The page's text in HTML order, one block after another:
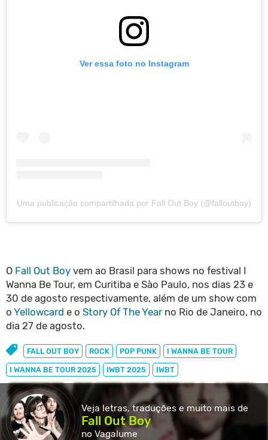
Ver essa foto no Instagram
Uma publicação compartilhada por Fall Out Boy (@falloutboy)
O Fall Out Boy vem ao Brasil para shows no festival I
Wanna Be Tour, em Curitiba e Sào Paulo, nos dias 23 e
30 de agosto respectivamente, além de um show com
o Yellowcard e o Story Of The Yearno Rio de Janeiro, no
dia 27 de agosto.
FALL OUT BOY ROCK POP PUNK I WANNA BE TOUR
I WANNA BE TOUR 2025 IWBT 2025 IWBT
Veja letras, traduções e muito mais de
Fall Out Boy
no Vagalume